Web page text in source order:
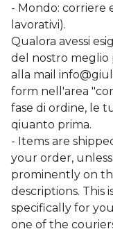
- Mondo: corriere
lavorativi).
Qualora avessi
del nostro meglio
alla mail
form nell'area
fase di ordine, le
qiuanto prima.
- Items are
your order,
prominently on
descriptions. This
specifically for
one of the